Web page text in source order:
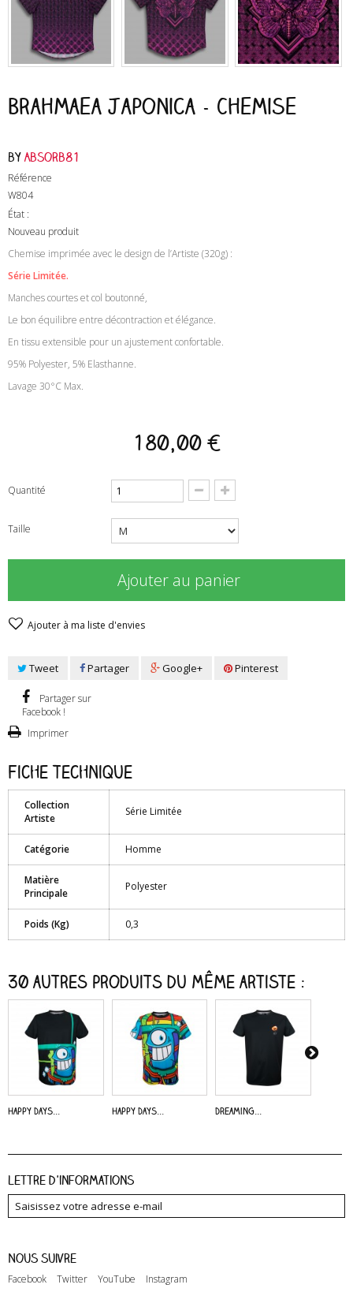
Brahmaea Japonica - Chemise
byAbsorb81
Référence
W804
État :
Nouveau produit
Chemise imprimée avec le design de l’Artiste (320g) :
Série Limitée.
Manches courtes et col boutonné,
Le bon équilibre entre décontraction et élégance.
En tissu extensible pour un ajustement confortable.
95% Polyester, 5% Elasthanne.
Lavage 30°C Max.
180,00 €
Quantité
Taille
Ajouter au panier
Ajouter à ma liste d'envies
Tweet Partager Google+ Pinterest
Partager sur
Facebook !
Imprimer
Fiche technique
Collection
Artiste
Série Limitée
Catégorie Homme
Matière
Principale
Polyester
Poids (Kg) 0,3
30 autres produits du même artiste :
Happy Days... Happy Days... Dreaming...
Lettre d'informations
Nous suivre
Facebook Twitter YouTube Instagram